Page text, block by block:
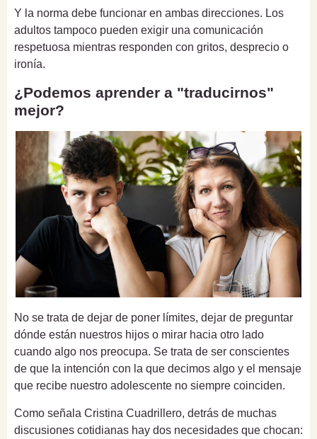
Y la norma debe funcionar en ambas direcciones. Los
adultos tampoco pueden exigir una comunicación
respetuosa mientras responden con gritos, desprecio o
ironía.
¿Podemos aprender a "traducirnos"
mejor?
No se trata de dejar de poner límites, dejar de preguntar
dónde están nuestros hijos o mirar hacia otro lado
cuando algo nos preocupa. Se trata de ser conscientes
de que la intención con la que decimos algo y el mensaje
que recibe nuestro adolescente no siempre coinciden.
Como señala Cristina Cuadrillero, detrás de muchas
discusiones cotidianas hay dos necesidades que chocan: